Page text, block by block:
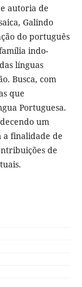
autoria de
Galindo
do português
indo-
línguas
Busca, com
que
Portuguesa.
um
a finalidade de
de